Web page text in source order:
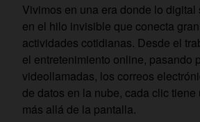
Vivimos en una era donde lo digital
en el hilo invisible que conecta
actividades cotidianas. Desde el
el entretenimiento online, pasando
videollamadas, los correos
de datos en la nube, cada clic
más allá de la pantalla.